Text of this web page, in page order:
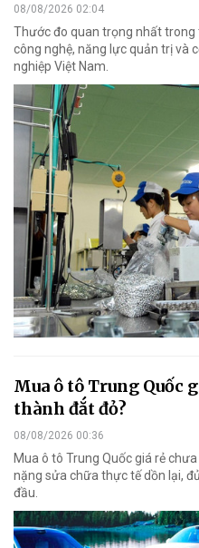
08/08/2026 02:04
Thước đo quan trọng nhất trong
công nghệ, năng lực quản trị và
nghiệp Việt Nam.
Mua ô tô Trung Quốc
thành đắt đỏ?
08/08/2026 00:36
Mua ô tô Trung Quốc giá rẻ
nặng sửa chữa thực tế dồn lại,
đầu.